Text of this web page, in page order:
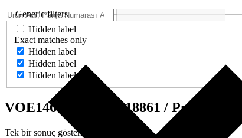
Generic filters
Hidden label
Exact matches only
Hidden label
Hidden label
Hidden label
VOE14618861 - 14618861 / Pın - Pim
Tek bir sonuç gösteriliyor